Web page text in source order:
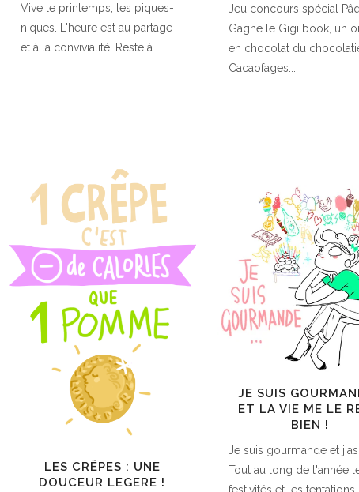
Vive le printemps, les piques-
niques. L'heure est au partage
et à la convivialité. Reste à...
Jeu concours spécial
Gagne le Gigi book, un
en chocolat du
Cacaofages...
LES CRÊPES : UNE
DOUCEUR LEGERE !
JE SUIS
ET LA VIE ME LE
BIEN !
Je suis gourmande et
Tout au long de l'année
festivités et les tentations...